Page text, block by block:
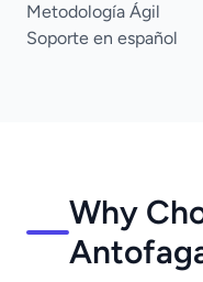
Metodología Ágil
Soporte en español
Why